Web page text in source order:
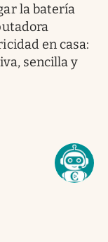
la batería
en casa:
sencilla y